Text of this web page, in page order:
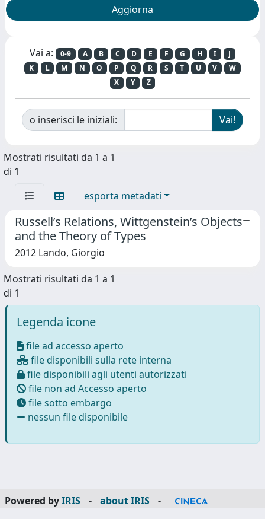
Vai a: 0-9 A B C D E F G H I
J
K
L M N O P Q R S T U V
W
X
Y Z
o inserisci le iniziali:
Mostrati risultati da 1 a 1
di 1
esporta metadati
Russell’s Relations, Wittgenstein’s Objects
and the Theory of Types
2012 Lando, Giorgio
Mostrati risultati da 1 a 1
di 1
Legenda icone
file ad accesso aperto
file disponibili sulla rete interna
file disponibili agli utenti autorizzati
file non ad Accesso aperto
file sotto embargo
nessun file disponibile
Powered byIRIS - about IRIS
-